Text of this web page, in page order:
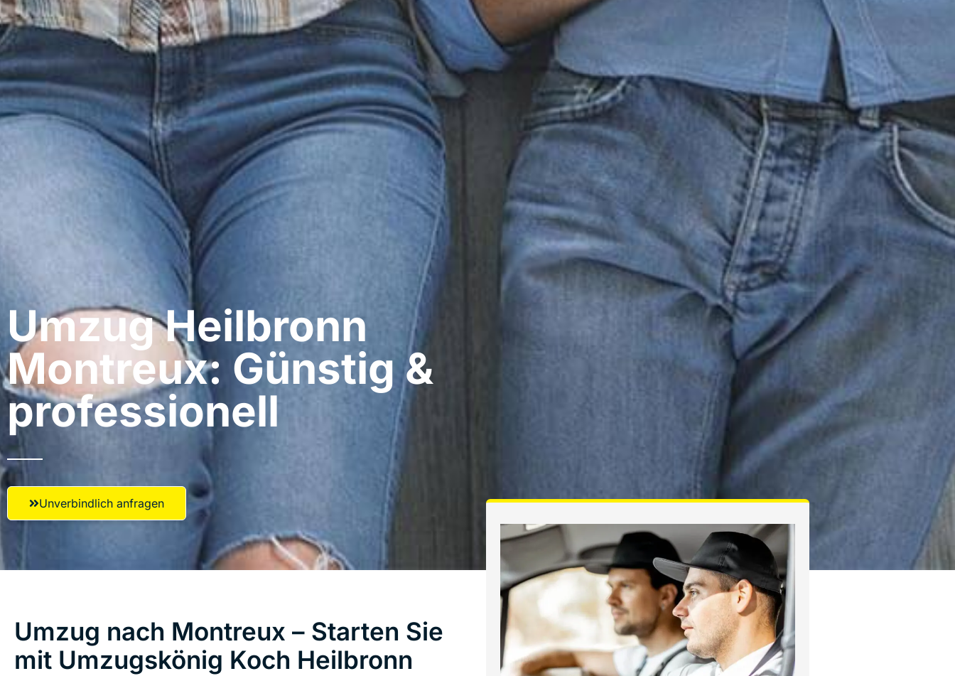
Umzug Heilbronn​
Montreux: Günstig &
professionell​
Unverbindlich anfragen
Umzug nach Montreux – Starten Sie
mit Umzugskönig Koch Heilbronn